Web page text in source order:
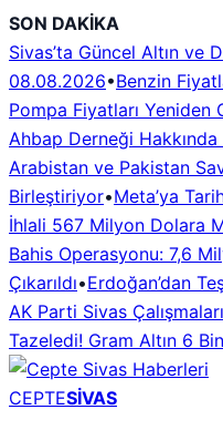
İçeriğe
geç
SON DAKİKA
Sivas’ta Güncel Altın ve
08.08.2026•Benzin
Pompa Fiyatları Yeniden
Ahbap Derneği Hakkında
Arabistan ve Pakistan
Birleştiriyor•Meta’ya
İhlali 567 Milyon Dolara
Bahis Operasyonu: 7,6
Çıkarıldı•Erdoğan’dan
AK Parti Sivas
Tazeledi! Gram Altın 6
CEPTESİVAS